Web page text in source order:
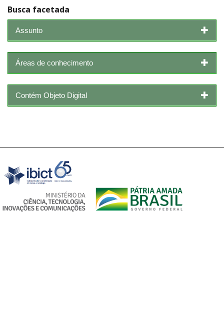
Busca facetada
Assunto
Áreas de conhecimento
Contém Objeto Digital